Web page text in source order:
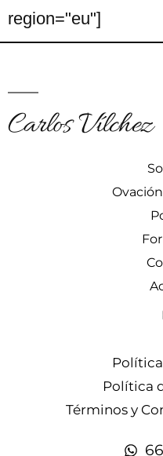
region="eu"]
Carlos Vílchez
Política
Términos y